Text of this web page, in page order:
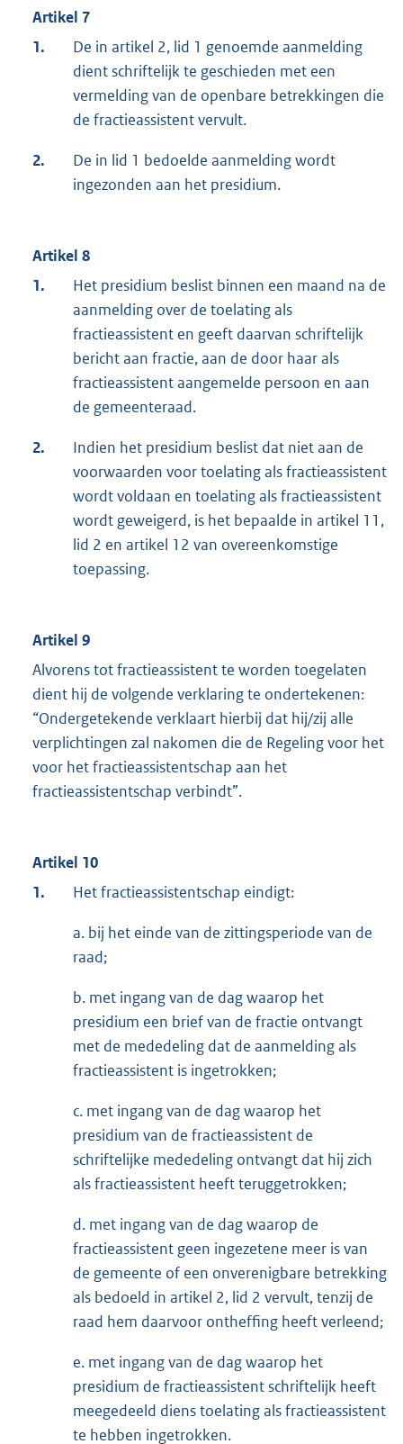
Artikel 7
1.
De in artikel 2, lid 1 genoemde aanmelding
dient schriftelijk te geschieden met een
vermelding van de openbare betrekkingen die
de fractieassistent vervult.
2.
De in lid 1 bedoelde aanmelding wordt
ingezonden aan het presidium.
Artikel 8
1.
Het presidium beslist binnen een maand na de
aanmelding over de toelating als
fractieassistent en geeft daarvan schriftelijk
bericht aan fractie, aan de door haar als
fractieassistent aangemelde persoon en aan
de gemeenteraad.
2.
Indien het presidium beslist dat niet aan de
voorwaarden voor toelating als fractieassistent
wordt voldaan en toelating als fractieassistent
wordt geweigerd, is het bepaalde in artikel 11,
lid 2 en artikel 12 van overeenkomstige
toepassing.
Artikel 9
Alvorens tot fractieassistent te worden toegelaten
dient hij de volgende verklaring te ondertekenen:
“Ondergetekende verklaart hierbij dat hij/zij alle
verplichtingen zal nakomen die de Regeling voor het
voor het fractieassistentschap aan het
fractieassistentschap verbindt”.
Artikel 10
1.
Het fractieassistentschap eindigt:
a. bij het einde van de zittingsperiode van de
raad;
b. met ingang van de dag waarop het
presidium een brief van de fractie ontvangt
met de mededeling dat de aanmelding als
fractieassistent is ingetrokken;
c. met ingang van de dag waarop het
presidium van de fractieassistent de
schriftelijke mededeling ontvangt dat hij zich
als fractieassistent heeft teruggetrokken;
d. met ingang van de dag waarop de
fractieassistent geen ingezetene meer is van
de gemeente of een onverenigbare betrekking
als bedoeld in artikel 2, lid 2 vervult, tenzij de
raad hem daarvoor ontheffing heeft verleend;
e. met ingang van de dag waarop het
presidium de fractieassistent schriftelijk heeft
meegedeeld diens toelating als fractieassistent
te hebben ingetrokken.